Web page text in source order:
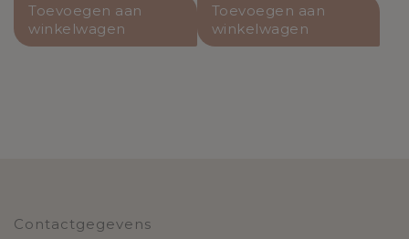
Toevoegen aan
winkelwagen
Toevoegen aan
winkelwagen
Contactgegevens